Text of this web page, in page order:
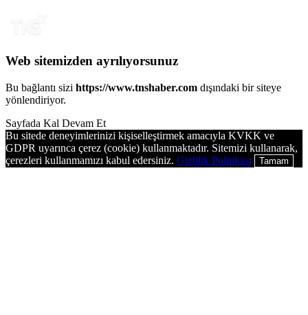
Web sitemizden ayrılıyorsunuz
Bu bağlantı sizi https://www.tnshaber.com dışındaki bir siteye
yönlendiriyor.
Sayfada Kal Devam Et
Bu sitede deneyimlerinizi kişiselleştirmek amacıyla KVKK ve
GDPR uyarınca çerez (cookie) kullanmaktadır. Sitemizi kullanarak,
çerezleri kullanmamızı kabul edersiniz. Gizlilik Politikası Tamam